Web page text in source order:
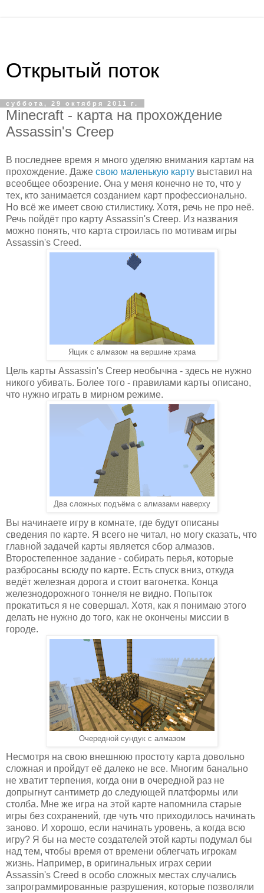
Открытый поток
суббота, 29 октября 2011 г.
Minecraft - карта на прохождение
Assassin's Creep
В последнее время я много уделяю внимания картам на
прохождение. Даже свою маленькую карту выставил на
всеобщее обозрение. Она у меня конечно не то, что у
тех, кто занимается созданием карт профессионально.
Но всё же имеет свою стилистику. Хотя, речь не про неё.
Речь пойдёт про карту Assassin's Creep. Из названия
можно понять, что карта строилась по мотивам игры
Assassin's Creed.
Ящик с алмазом на вершине храма
Цель карты Assassin's Creep необычна - здесь не нужно
никого убивать. Более того - правилами карты описано,
что нужно играть в мирном режиме.
Два сложных подъёма с алмазами наверху
Вы начинаете игру в комнате, где будут описаны
сведения по карте. Я всего не читал, но могу сказать, что
главной задачей карты является сбор алмазов.
Второстепенное задание - собирать перья, которые
разбросаны всюду по карте. Есть спуск вниз, откуда
ведёт железная дорога и стоит вагонетка. Конца
железнодорожного тоннеля не видно. Попыток
прокатиться я не совершал. Хотя, как я понимаю этого
делать не нужно до того, как не окончены миссии в
городе.
Очередной сундук с алмазом
Несмотря на свою внешнюю простоту карта довольно
сложная и пройдут её далеко не все. Многим банально
не хватит терпения, когда они в очередной раз не
допрыгнут сантиметр до следующей платформы или
столба. Мне же игра на этой карте напомнила старые
игры без сохранений, где чуть что приходилось начинать
заново. И хорошо, если начинать уровень, а когда всю
игру? Я бы на месте создателей этой карты подумал бы
над тем, чтобы время от времени облегчать игрокам
жизнь. Например, в оригинальных играх серии
Assassin's Creed в особо сложных местах случались
запрограммированные разрушения, которые позволяли